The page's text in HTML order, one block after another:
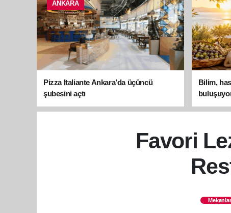
ANKARA
Pizza Italiante Ankara’da üçüncü
şubesini açtı
Bilim,
Favori
Mekanlar